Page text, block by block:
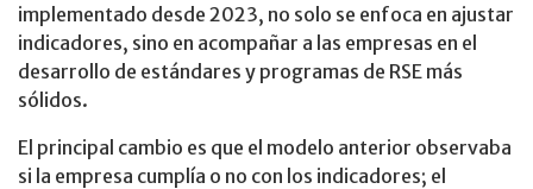
implementado desde 2023, no solo se enfoca en ajustar
indicadores, sino en acompañar a las empresas en el
desarrollo de estándares y programas de RSE más
sólidos.
El principal cambio es que el modelo anterior observaba
si la empresa cumplía o no con los indicadores; el